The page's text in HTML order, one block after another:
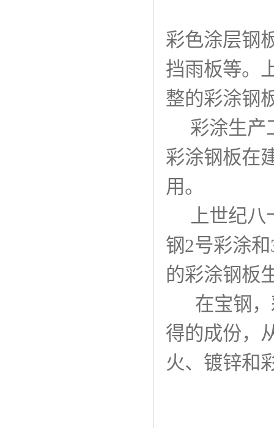
彩色涂层钢
挡雨板等。
整的彩涂钢
彩涂生产
彩涂钢板在
用。
上世纪八
钢2号彩涂
的彩涂钢板
在宝钢，
得的成份，
火、镀锌和